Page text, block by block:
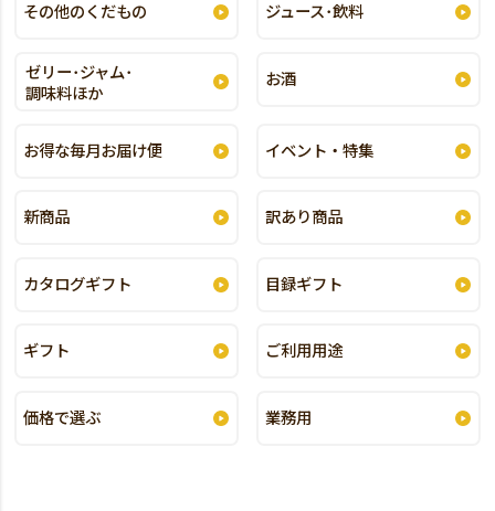
その他のくだもの ジュース･飲料
ゼリー･ジャム･
調味料ほか
お酒
お得な毎月お届け便 イベント・特集
新商品 訳あり商品
カタログギフト 目録ギフト
ギフト ご利用用途
価格で選ぶ 業務用